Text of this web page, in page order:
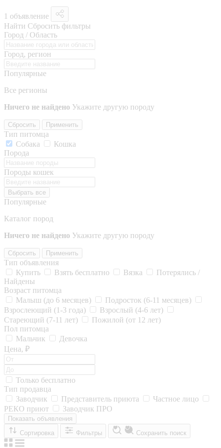
1 объявление
Найти Сбросить фильтры
Город / Область
Город, регион
Популярные
Все регионы
Ничего не найдено Укажите другую породу
Сбросить Применить
Тип питомца
Собака
Кошка
Порода
Породы кошек
Выбрать все
Популярные
Каталог пород
Ничего не найдено Укажите другую породу
Сбросить Применить
Тип объявления
Купить
Взять бесплатно Вязка
Потерялись /
Найдены
Возраст питомца
Малыш (до 6 месяцев)
Подросток (6-11 месяцев)
Взрослеющий (1-3 года)
Взрослый (4-6 лет)
Стареющий (7-11 лет)
Пожилой (от 12 лет)
Пол питомца
Мальчик
Девочка
Цена, ₽
Только бесплатно
Тип продавца
Заводчик
Представитель приюта
Частное лицо
РЕКО приют
Заводчик ПРО
Показать объявления
Сортировка
Фильтры Сохранить поиск